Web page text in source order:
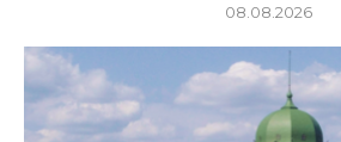
08.08.2026